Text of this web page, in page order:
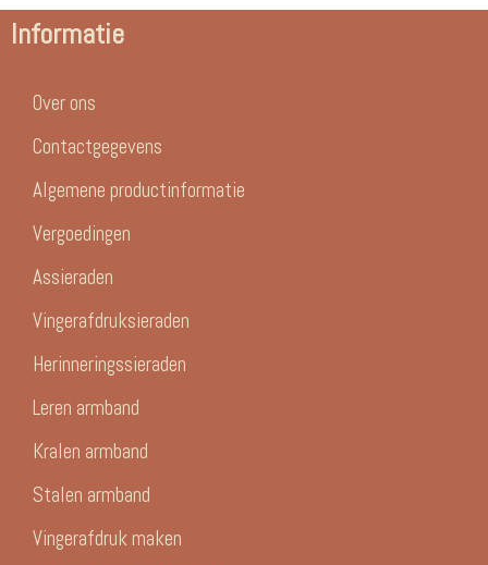
Informatie
Over ons
Contactgegevens
Algemene productinformatie
Vergoedingen
Assieraden
Vingerafdruksieraden
Herinneringssieraden
Leren armband
Kralen armband
Stalen armband
Vingerafdruk maken